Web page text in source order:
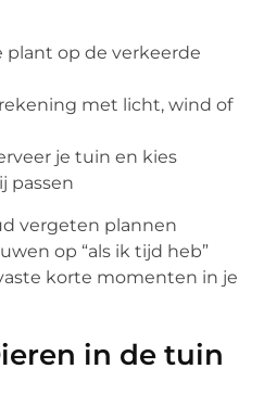
plant op de verkeerde
met licht, wind of
je tuin en kies
passen
vergeten plannen
op “als ik tijd heb”
korte momenten in je
in de tuin